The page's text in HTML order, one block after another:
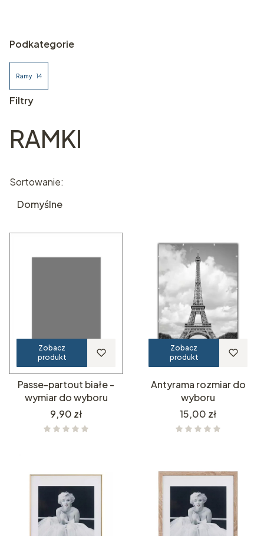
Podkategorie
Ramy 14
Filtry
Koniec filtrów
RAMKI
Lista produktów
Sortowanie:
Domyślne
Zobacz
produkt
Passe-partout białe -
wymiar do wyboru
Cena
9,90 zł
Zobacz
produkt
Antyrama rozmiar do
wyboru
Cena
15,00 zł